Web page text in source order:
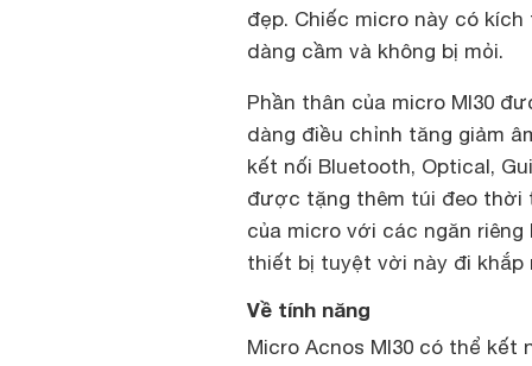
đẹp. Chiếc micro này có
dàng cầm và không bị mỏi.
Phần thân của micro MI30
dàng điều chỉnh tăng giảm
kết nối Bluetooth, Optical,
được tặng thêm túi đeo thời
của micro với các ngăn
thiết bị tuyệt vời này đi khắp
Về tính năng
Micro Acnos MI30 có thể